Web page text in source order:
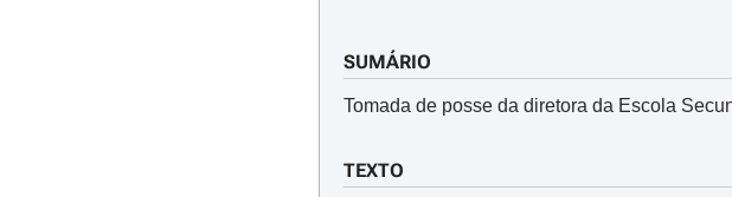
SUMÁRIO
Tomada de posse da diretora da Escola
TEXTO